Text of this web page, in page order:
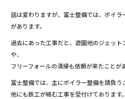
話は変わりますが、富士整備では、ボイラ
があります。
過去にあった工事だと、遊園地のジェット
や、
フリーフォールの清掃も依頼が来たことが
富士整備では、主にボイラー整備を請負う
他にも鉄工が絡む工事を受付けております。